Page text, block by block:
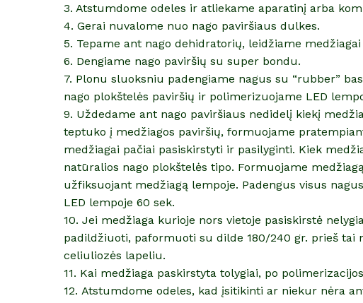
3. Atstumdome odeles ir atliekame aparatinį arba
4. Gerai nuvalome nuo nago paviršiaus dulkes.
5. Tepame ant nago dehidratorių, leidžiame
6. Dengiame nago paviršių su super bondu.
7. Plonu sluoksniu padengiame nagus su “rubber”
nago plokštelės paviršių ir polimerizuojame LED
9. Uždedame ant nago paviršiaus nedidelį kiekį
teptuko į medžiagos paviršių, formuojame
medžiagai pačiai pasiskirstyti ir pasilyginti. Kiek
natūralios nago plokštelės tipo. Formuojame
užfiksuojant medžiagą lempoje. Padengus visus
LED lempoje 60 sek.
10. Jei medžiaga kurioje nors vietoje pasiskirstė
padildžiuoti, paformuoti su dilde 180/240 gr. prieš tai
celiuliozės lapeliu.
11. Kai medžiaga paskirstyta tolygiai, po
12. Atstumdome odeles, kad įsitikinti ar niekur nėra